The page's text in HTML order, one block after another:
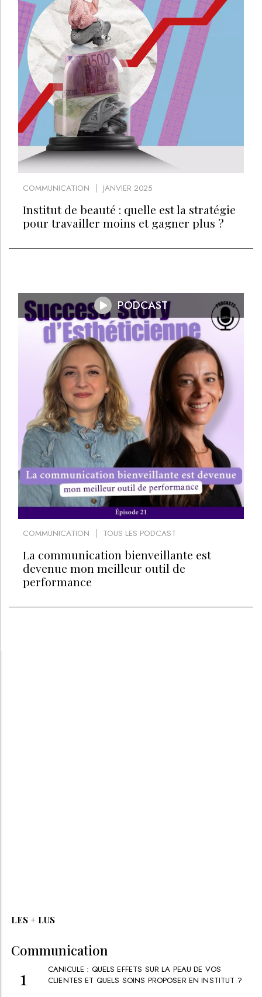
COMMUNICATION JANVIER 2025
Institut de beauté : quelle est la stratégie
pour travailler moins et gagner plus ?
PODCAST
COMMUNICATION TOUS LES PODCAST
La communication bienveillante est
devenue mon meilleur outil de
performance
LES + LUS
Communication
CANICULE : QUELS EFFETS SUR LA PEAU DE VOS
CLIENTES ET QUELS SOINS PROPOSER EN INSTITUT ?